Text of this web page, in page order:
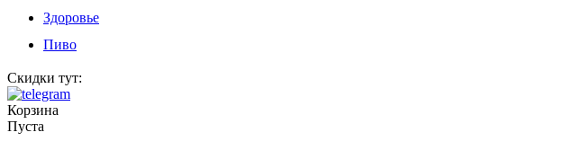
Здоровье
Пиво
Скидки тут:
Корзина
Пуста